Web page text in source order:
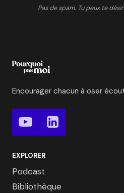
Pas de spam. Tu peux te
Encourager chacun à oser
EXPLORER
Podcast
Bibliothèque